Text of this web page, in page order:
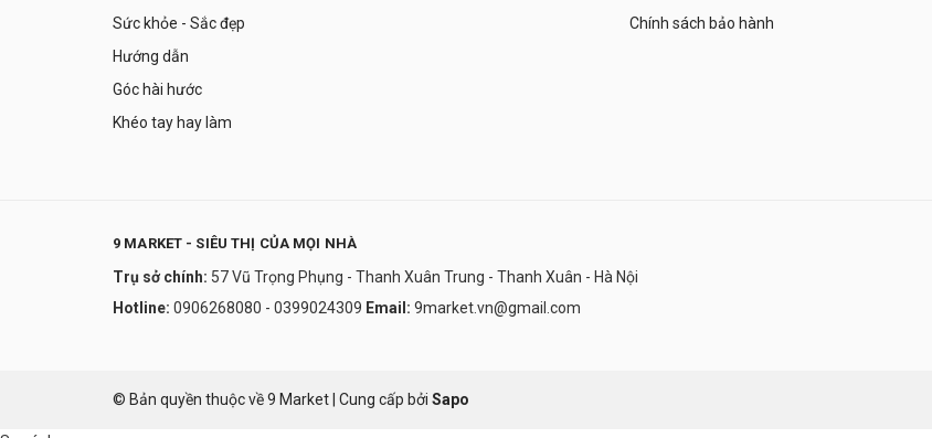
Sức khỏe - Sắc đẹp
Hướng dẫn
Góc hài hước
Khéo tay hay làm
Chính sách bảo hành
9 MARKET - SIÊU THỊ CỦA MỌI NHÀ
Trụ sở chính: 57 Vũ Trọng Phụng - Thanh Xuân Trung - Thanh Xuân - Hà Nội
Hotline: 0906268080 - 0399024309 Email: 9market.vn@gmail.com
© Bản quyền thuộc về 9 Market| Cung cấp bởi Sapo